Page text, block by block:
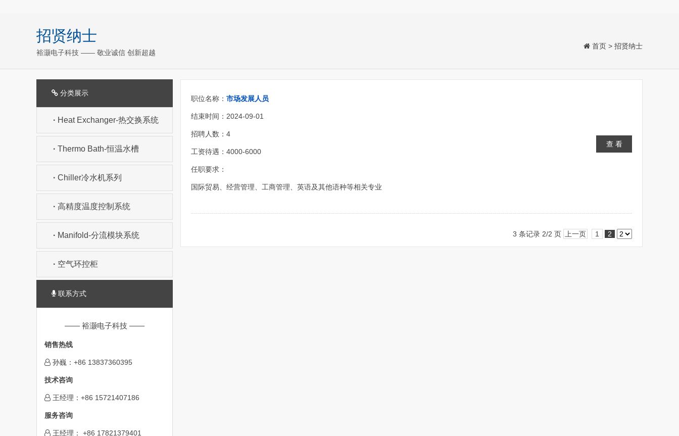
招贤纳士
裕灏电子科技 —— 敬业诚信 创新超越
首页 > 招贤纳士
分类展示
· Heat Exchanger-热交换系统
· Thermo Bath-恒温水槽
· Chiller冷水机系列
· 高精度温度控制系统
· Manifold-分流模块系统
· 空气环控柜
联系方式
—— 裕灏电子科技 ——
销售热线
孙巍：+86 13837360395
技术咨询
王经理：+86 15721407186
服务咨询
王经理： +86 17821379401
职位名称： 市场发展人员
结束时间：2024-09-01
招聘人数：4
工资待遇：4000-6000
任职要求：
国际贸易、经营管理、工商管理、英语及其他语种等相关专业
查 看
3 条记录 2/2 页 上一页 1 2